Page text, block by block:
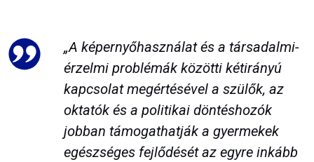
„A képernyőhasználat és a társadalmi-
érzelmi problémák közötti kétirányú
kapcsolat megértésével a szülők, az
oktatók és a politikai döntéshozók
jobban támogathatják a gyermekek
egészséges fejlődését az egyre inkább